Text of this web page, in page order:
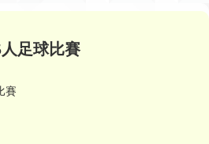
足球比賽
賽